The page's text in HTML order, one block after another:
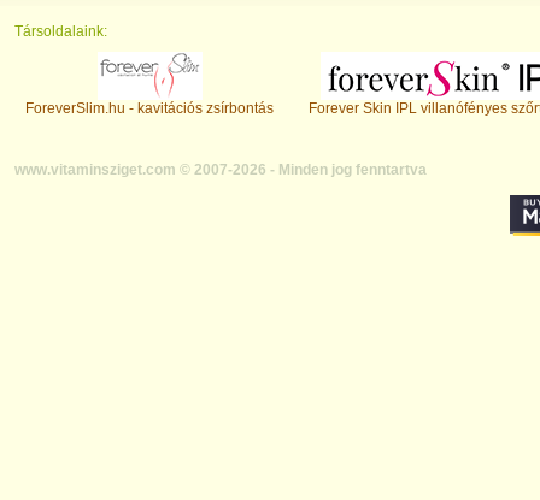
Társoldalaink:
ForeverSlim.hu - kavitációs zsírbontás Forever Skin IPL villanófényes
www.vitaminsziget.com © 2007-2026 - Minden jog fenntartva